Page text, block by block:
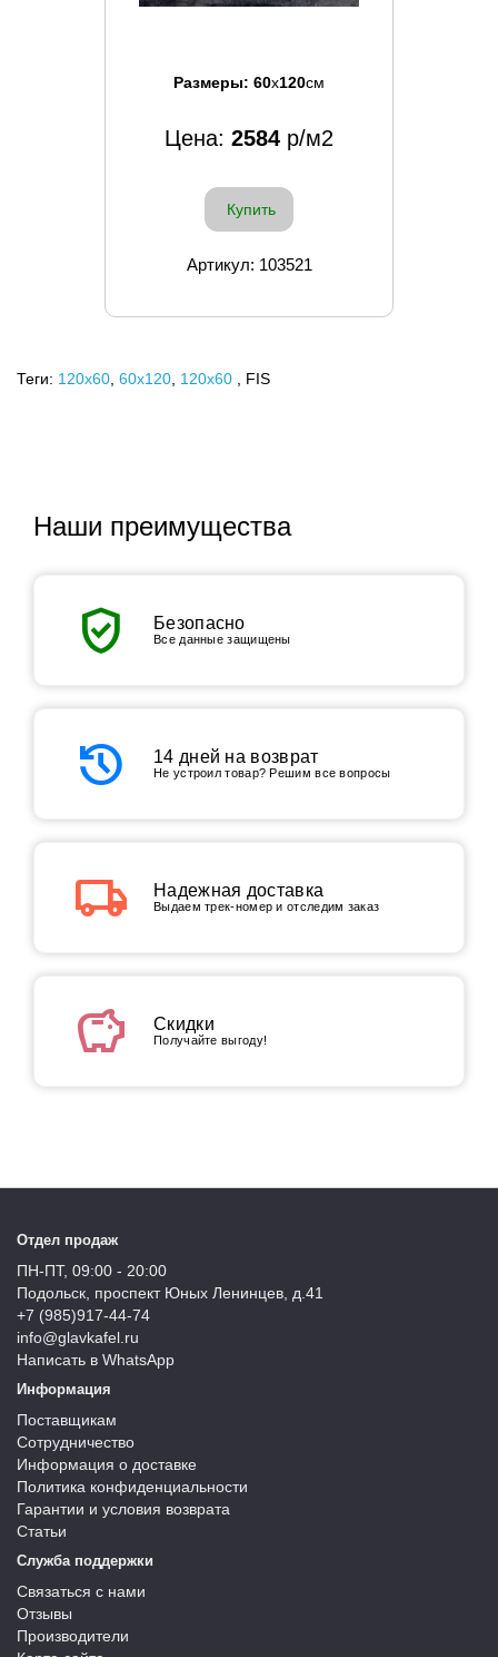
Размеры: 60x120см
Цена: 2584 р/м2
Купить
Артикул: 103521
Теги: 120x60 60х120 120х60 , FIS
Наши преимущества
verified_user Безопасно
Все данные защищены
history 14 дней на возврат
Не устроил товар? Решим все вопросы
local_shipping Надежная доставка
Выдаем трек-номер и отследим заказ
savings Скидки
Получайте выгоду!
Отдел продаж
ПН-ПТ, 09:00 - 20:00
Подольск, проспект Юных Ленинцев, д.41
+7 (985)917-44-74
info@glavkafel.ru
Написать в WhatsApp
Информация
Поставщикам
Сотрудничество
Информация о доставке
Политика конфиденциальности
Гарантии и условия возврата
Статьи
Служба поддержки
Связаться с нами
Отзывы
Производители